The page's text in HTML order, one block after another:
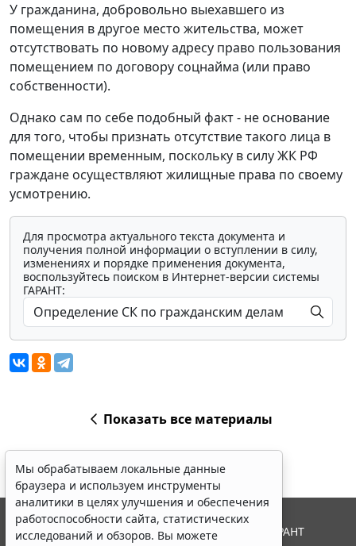
У гражданина, добровольно выехавшего из
помещения в другое место жительства, может
отсутствовать по новому адресу право пользования
помещением по договору соцнайма (или право
собственности).
Однако сам по себе подобный факт - не основание
для того, чтобы признать отсутствие такого лица в
помещении временным, поскольку в силу ЖК РФ
граждане осуществляют жилищные права по своему
усмотрению.
Для просмотра актуального текста документа и
получения полной информации о вступлении в силу,
изменениях и порядке применения документа,
воспользуйтесь поиском в Интернет-версии системы
ГАРАНТ:
Показать все материалы
Мы обрабатываем локальные данные
браузера и используем инструменты
аналитики в целях улучшения и обеспечения
работоспособности сайта, статистических
исследований и обзоров. Вы можете
© ООО "НПП "ГАРАНТ-СЕРВИС", 2026. Система ГАРАНТ